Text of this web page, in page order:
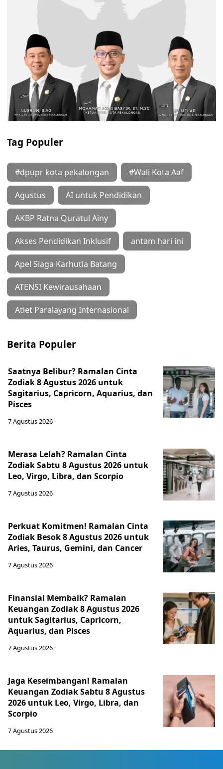
Tag Populer
#dpupr kota pekalongan #Wali Kota Aaf
Agustus AI untuk Pendidikan
AKBP Ratna Quratul Ainy
Akses Pendidikan Inklusif antam hari ini
Apel Siaga Karhutla Batang
ATENSI Kewirausahaan
Atlet Paralayang Internasional
Berita Populer
Saatnya Belibur? Ramalan Cinta
Zodiak 8 Agustus 2026 untuk
Sagitarius, Capricorn, Aquarius, dan
Pisces
7 Agustus 2026
Merasa Lelah? Ramalan Cinta
Zodiak Sabtu 8 Agustus 2026 untuk
Leo, Virgo, Libra, dan Scorpio
7 Agustus 2026
Perkuat Komitmen! Ramalan Cinta
Zodiak Besok 8 Agustus 2026 untuk
Aries, Taurus, Gemini, dan Cancer
7 Agustus 2026
Finansial Membaik? Ramalan
Keuangan Zodiak 8 Agustus 2026
untuk Sagitarius, Capricorn,
Aquarius, dan Pisces
7 Agustus 2026
Jaga Keseimbangan! Ramalan
Keuangan Zodiak Sabtu 8 Agustus
2026 untuk Leo, Virgo, Libra, dan
Scorpio
7 Agustus 2026